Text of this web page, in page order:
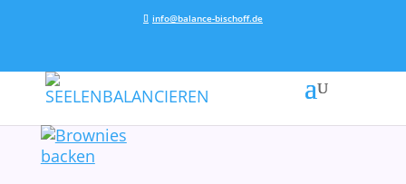
info@balance-bischoff.de